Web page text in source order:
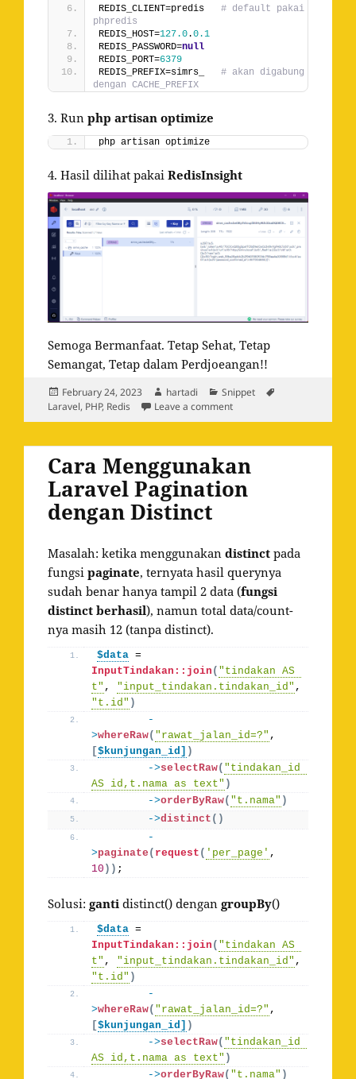
REDIS_CLIENT=predis # default pakai
phpredis
REDIS_HOST=127.0.0.1
REDIS_PASSWORD=null
REDIS_PORT=6379
REDIS_PREFIX=simrs_ # akan digabung
dengan CACHE_PREFIX
3. Run php artisan optimize
php artisan optimize
4. Hasil dilihat pakai RedisInsight
Semoga Bermanfaat. Tetap Sehat, Tetap
Semangat, Tetap dalam Perdjoeangan!!
Posted
on
February 24, 2023 Author
hartadi Categories
Snippet
Laravel, PHP, Redis Leave a commenton Cara Setting Redis
Cara Menggunakan
Laravel Pagination
dengan Distinct
Masalah: ketika menggunakan distinct pada
fungsi paginate, ternyata hasil querynya
sudah benar hanya tampil 2 data (fungsi
distinct berhasil), namun total data/count-
nya masih 12 (tanpa distinct).
$data
InputTindakan::join ( "tindakan AS
t" , "input_tindakan.tindakan_id"
"t.id" )
-
>whereRaw( "rawat_jalan_id=?"
[$kunjungan_id] )
->selectRaw( "tindakan_id
AS id,t.nama as text" )
->orderByRaw( "t.nama" )
->distinct ()
-
>paginate ( request ( 'per_page'
10 )) ;
Solusi: ganti distinct() dengan groupBy()
$data
InputTindakan::join ( "tindakan AS
t" , "input_tindakan.tindakan_id"
"t.id" )
-
>whereRaw( "rawat_jalan_id=?"
[$kunjungan_id] )
->selectRaw( "tindakan_id
AS id,t.nama as text" )
->orderByRaw( "t.nama" )